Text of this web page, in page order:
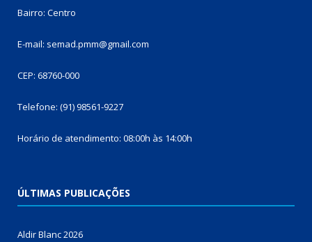
Bairro: Centro
E-mail: semad.pmm@gmail.com
CEP: 68760-000
Telefone: (91) 98561-9227
Horário de atendimento: 08:00h às 14:00h
ÚLTIMAS PUBLICAÇÕES
Aldir Blanc 2026